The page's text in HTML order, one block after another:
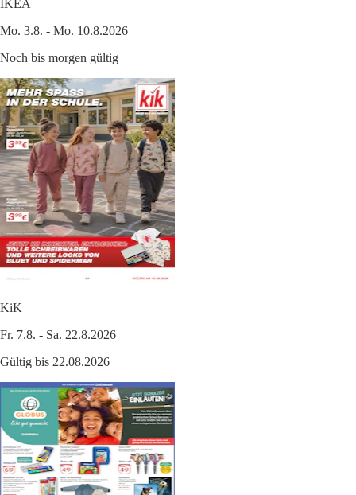
IKEA
Mo. 3.8. - Mo. 10.8.2026
Noch bis morgen gültig
KiK
Fr. 7.8. - Sa. 22.8.2026
Gültig bis 22.08.2026